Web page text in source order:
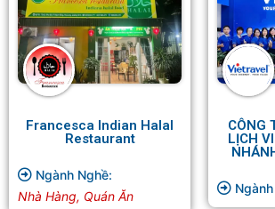
Francesca Indian Halal
Restaurant
Ngành Nghề:
Nhà Hàng, Quán Ăn
CÔNG
LỊCH